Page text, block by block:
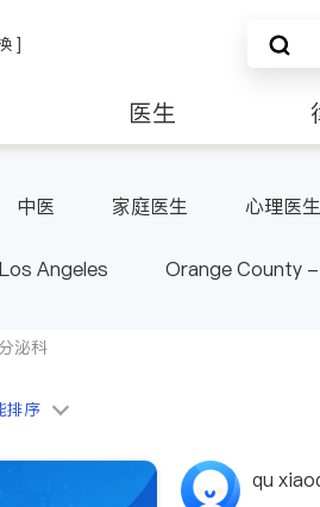
]
医生
中医 家庭医生 心理医生
呼吸科 医生-其它
Los Angeles Orange County
Bernardino
泌科
排序
qu